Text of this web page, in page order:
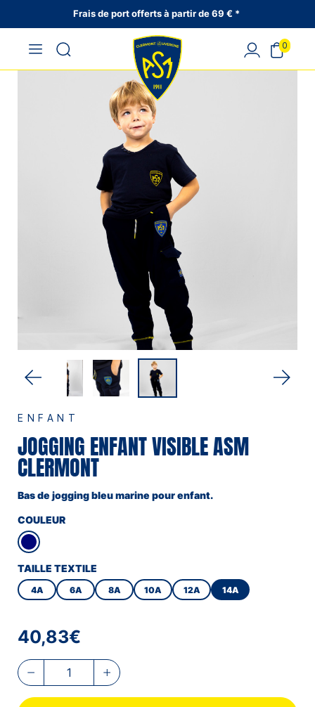
Frais de port offerts à partir de 69 € *
ENFANT
JOGGING ENFANT VISIBLE ASM
CLERMONT
Bas de jogging bleu marine pour enfant.
COULEUR
TAILLE TEXTILE
4A 6A 8A 10A 12A 14A
40,83€
0